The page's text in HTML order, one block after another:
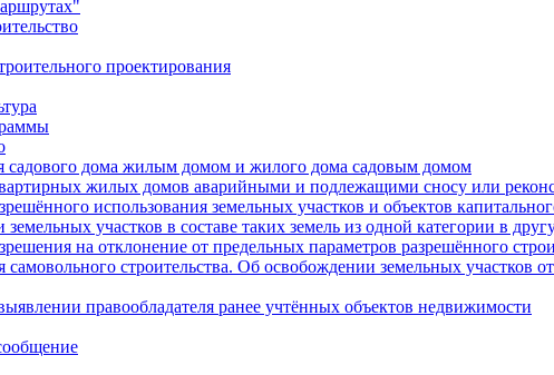
проектирования
садового дома жилым домом и жилого дома садовым домом
жилых домов аварийными и подлежащими сносу или
использования земельных участков и объектов
участков в составе таких земель из одной категории в
на отклонение от предельных параметров разрешённого
строительства. Об освобождении земельных участков
правообладателя ранее учтённых объектов недвижимости